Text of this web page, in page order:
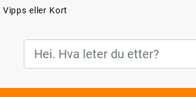
eller Kort